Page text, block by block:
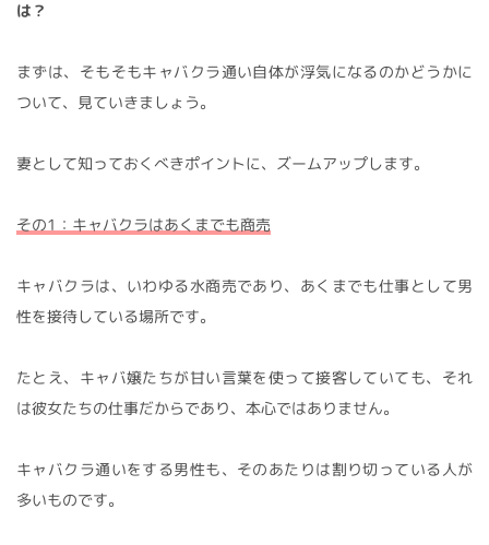
は？
まずは、そもそもキャバクラ通い自体が浮気になるのかどうかに
ついて、見ていきましょう。
妻として知っておくべきポイントに、ズームアップします。
その1：キャバクラはあくまでも商売
キャバクラは、いわゆる水商売であり、あくまでも仕事として男
性を接待している場所です。
たとえ、キャバ嬢たちが甘い言葉を使って接客していても、それ
は彼女たちの仕事だからであり、本心ではありません。
キャバクラ通いをする男性も、そのあたりは割り切っている人が
多いものです。